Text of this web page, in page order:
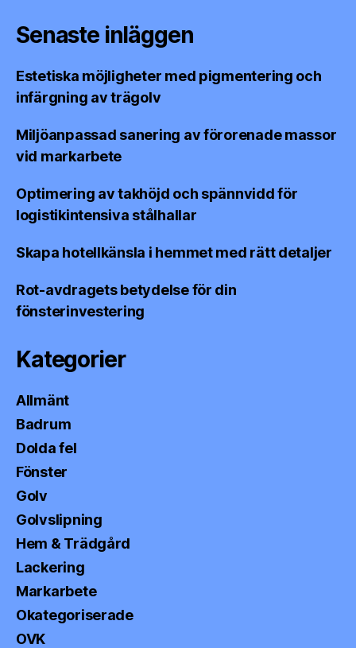
Senaste inläggen
Estetiska möjligheter med pigmentering och
infärgning av trägolv
Miljöanpassad sanering av förorenade massor
vid markarbete
Optimering av takhöjd och spännvidd för
logistikintensiva stålhallar
Skapa hotellkänsla i hemmet med rätt detaljer
Rot-avdragets betydelse för din
fönsterinvestering
Kategorier
Allmänt
Badrum
Dolda fel
Fönster
Golv
Golvslipning
Hem & Trädgård
Lackering
Markarbete
Okategoriserade
OVK